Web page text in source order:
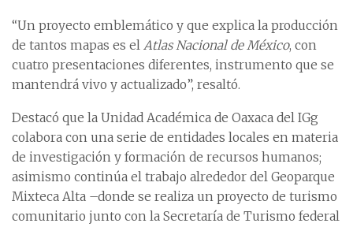
“Un proyecto emblemático y que explica la producción
de tantos mapas es el Atlas Nacional de México, con
cuatro presentaciones diferentes, instrumento que se
mantendrá vivo y actualizado”, resaltó.
Destacó que la Unidad Académica de Oaxaca del IGg
colabora con una serie de entidades locales en materia
de investigación y formación de recursos humanos;
asimismo continúa el trabajo alrededor del Geoparque
Mixteca Alta –donde se realiza un proyecto de turismo
comunitario junto con la Secretaría de Turismo federal